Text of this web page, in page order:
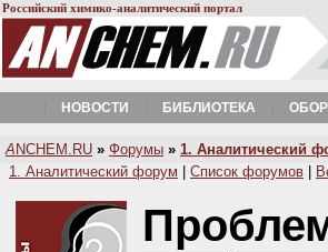
Российский химико-аналитический портал
НОВОСТИ БИБЛИОТЕКА
A NCHEM.RU » Форумы » 1. Аналитический
1. Аналитический форум
Список форумов